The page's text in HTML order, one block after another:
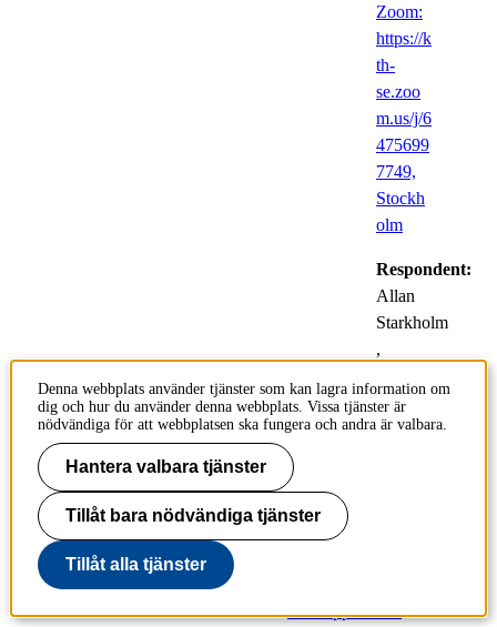
Zoom:
https://k
th-
se.zoo
m.us/j/6
475699
7749,
Stockh
olm
Respondent:
Allan
Starkholm
,
fysikalisk
kemi
Synthesis and
Robotized Screening
Cell Application
Denna webbplats använder tjänster som kan lagra information om
dig och hur du använder denna webbplats. Vissa tjänster är
nödvändiga för att webbplatsen ska fungera och andra är valbara.
Hantera valbara tjänster
Tillåt bara nödvändiga tjänster
Tillåt alla tjänster